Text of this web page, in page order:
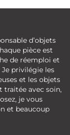
d’objets
pièce est
de réemploi et
privilégie les
et les objets
traitée avec soin,
je vous
et beaucoup